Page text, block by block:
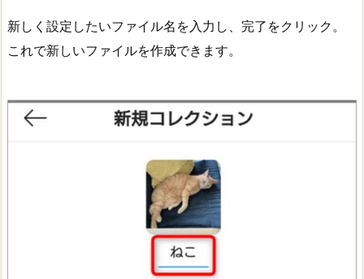
新しく設定したいファイル名を入力し、完了をクリック。
これで新しいファイルを作成できます。